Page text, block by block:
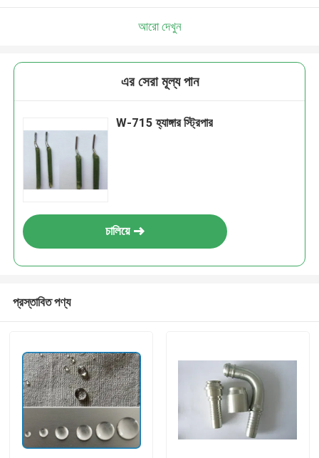
আরো দেখুন
এর সেরা মূল্য পান
W-715 হ্যাঙ্গার স্ট্রিপার
চালিয়ে
প্রস্তাবিত পণ্য